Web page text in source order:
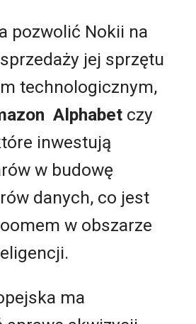
pozwolić Nokii na
jej sprzętu
technologicznym,
Alphabet czy
inwestują
w budowę
danych, co jest
w obszarze
ma